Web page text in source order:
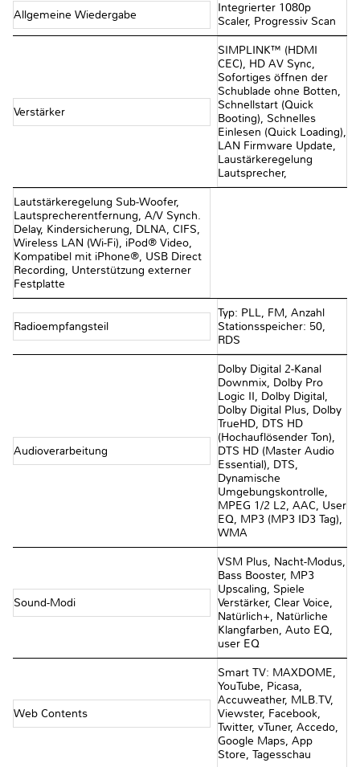
Allgemeine Wiedergabe
Integrierter 1080p
Scaler, Progressiv Scan
Verstärker
SIMPLINK™ (HDMI
CEC), HD AV Sync,
Sofortiges öffnen der
Schublade ohne Botten,
Schnellstart (Quick
Booting), Schnelles
Einlesen (Quick Loading),
LAN Firmware Update,
Laustärkeregelung
Lautsprecher,
Lautstärkeregelung Sub-Woofer,
Lautsprecherentfernung, A/V Synch.
Delay, Kindersicherung, DLNA, CIFS,
Wireless LAN (Wi-Fi), iPod® Video,
Kompatibel mit iPhone®, USB Direct
Recording, Unterstützung externer
Festplatte
Radioempfangsteil
Typ: PLL, FM, Anzahl
Stationsspeicher: 50,
RDS
Audioverarbeitung
Dolby Digital 2-Kanal
Downmix, Dolby Pro
Logic II, Dolby Digital,
Dolby Digital Plus, Dolby
TrueHD, DTS HD
(Hochauflösender Ton),
DTS HD (Master Audio
Essential), DTS,
Dynamische
Umgebungskontrolle,
MPEG 1/2 L2, AAC, User
EQ, MP3 (MP3 ID3 Tag),
WMA
Sound-Modi
VSM Plus, Nacht-Modus,
Bass Booster, MP3
Upscaling, Spiele
Verstärker, Clear Voice,
Natürlich+, Natürliche
Klangfarben, Auto EQ,
user EQ
Web Contents
Smart TV: MAXDOME,
YouTube, Picasa,
Accuweather, MLB.TV,
Viewster, Facebook,
Twitter, vTuner, Accedo,
Google Maps, App
Store, Tagesschau